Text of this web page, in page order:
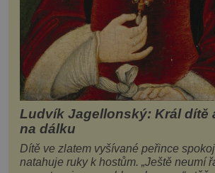
Ludvík Jagellonský: Král dítě
na dálku
Dítě ve zlatem vyšívané peřince
natahuje ruky k hostům. „Ještě neumí